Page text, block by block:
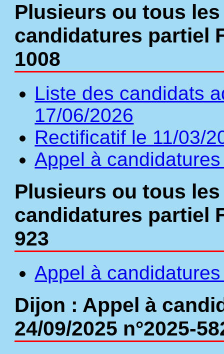
Plusieurs ou tous
candidatures partiel
1008
Liste des candidats
17/06/2026
Rectificatif le 11/03/
Appel à
Plusieurs ou tous
candidatures partiel
923
Appel à
Dijon : Appel à
24/09/2025 n°2025-